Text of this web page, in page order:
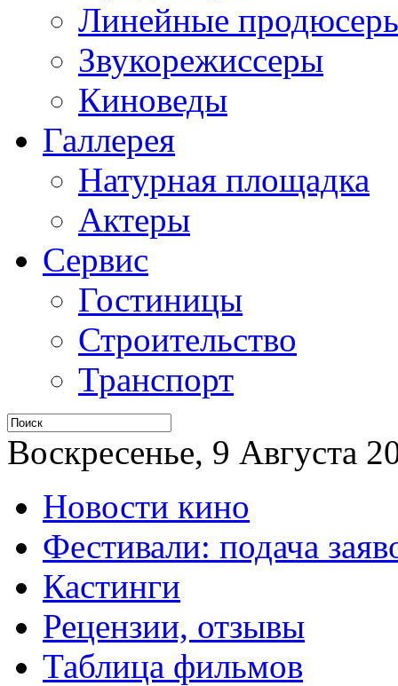
Линейные
Звукорежиссеры
Киноведы
Галлерея
Натурная площадка
Актеры
Сервис
Гостиницы
Строительство
Транспорт
Воскресенье, 9 Августа
Новости кино
Фестивали: подача
Кастинги
Рецензии, отзывы
Таблица фильмов